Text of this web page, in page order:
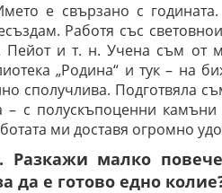
е свързано с
Работя със
Пейот и т. н. Учена съм от
„Родина“ и тук – на
сполучлива. Подготвяла
– с полускъпоценни
ми доставя огромно
малко
да е готово едно